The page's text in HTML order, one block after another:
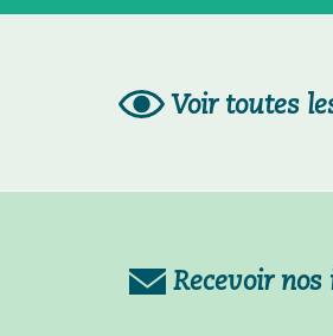
Voir toutes
Recevoir nos